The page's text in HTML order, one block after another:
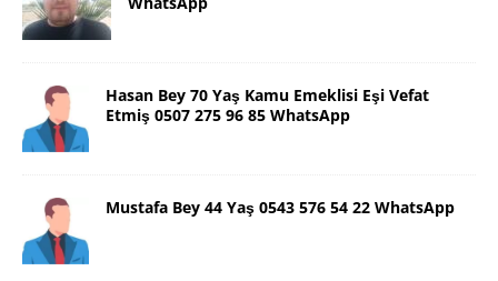
Hasan Bey 70 Yaş Kamu Emeklisi Eşi Vefat
Etmiş 0507 275 96 85 WhatsApp
Mustafa Bey 44 Yaş 0543 576 54 22 WhatsApp